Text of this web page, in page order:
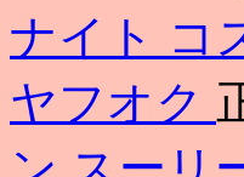
ナイト コ
ヤフオク